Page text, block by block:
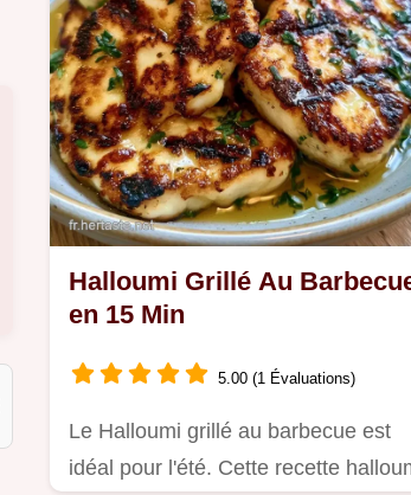
Halloumi Grillé Au
en 15 Min
5.00 (1 Évaluations)
Le Halloumi grillé au barbecue est
idéal pour l'été. Cette recette